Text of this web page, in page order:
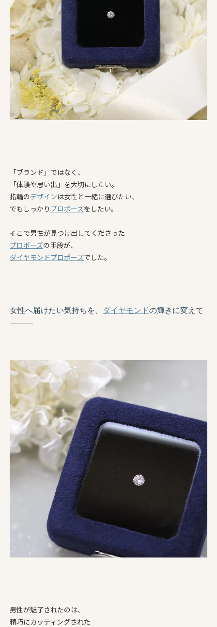
「ブランド」ではなく、
「体験や思い出」を大切にしたい。
指輪のデザインは女性と一緒に選びたい、
でもしっかり プロポーズをしたい。
そこで男性が見つけ出してくださった
プロポーズの手段が、
ダイヤモンドプロポーズでした。
女性へ届けたい気持ちを、 ダイヤモンドの輝きに変えて
男性が魅了されたのは、
精巧にカッティングされた